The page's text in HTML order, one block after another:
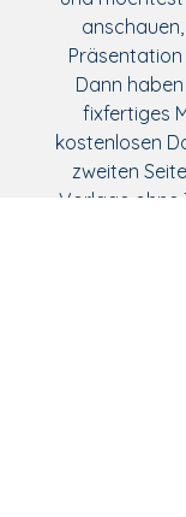
Dann
fixfertiges
kostenlosen
zweiten
Vorlage ohne